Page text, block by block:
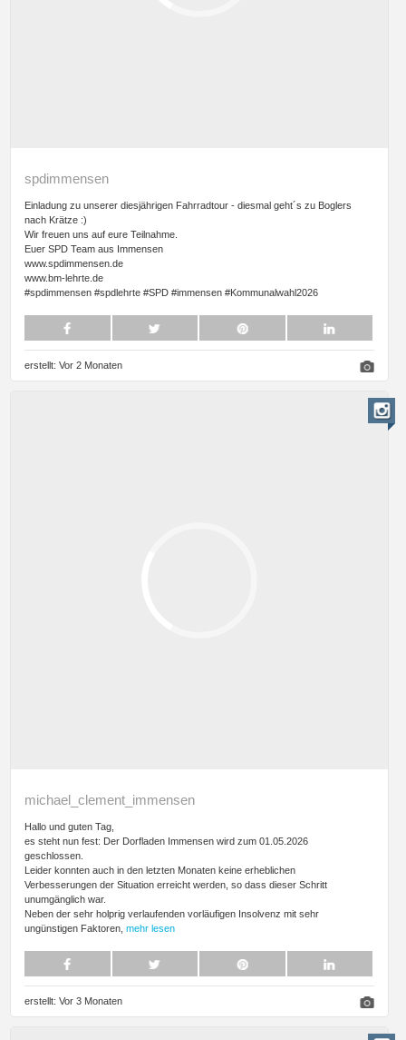
spdimmensen
Einladung zu unserer diesjährigen Fahrradtour - diesmal geht´s zu Boglers
nach Krätze :)
Wir freuen uns auf eure Teilnahme.
Euer SPD Team aus Immensen
www.spdimmensen.de
www.bm-lehrte.de
#spdimmensen #spdlehrte #SPD #immensen #Kommunalwahl2026
erstellt: Vor 2 Monaten
michael_clement_immensen
Hallo und guten Tag,
es steht nun fest: Der Dorfladen Immensen wird zum 01.05.2026
geschlossen.
Leider konnten auch in den letzten Monaten keine erheblichen
Verbesserungen der Situation erreicht werden, so dass dieser Schritt
unumgänglich war.
Neben der sehr holprig verlaufenden vorläufigen Insolvenz mit sehr
ungünstigen Faktoren, mehr lesen
erstellt: Vor 3 Monaten